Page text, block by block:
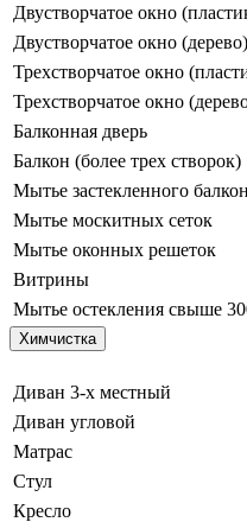
Двустворчатое окно
Двустворчатое окно (дерево)
Трехстворчатое окно
Трехстворчатое окно
Балконная дверь
Балкон (более трех створок)
Мытье застекленного
Мытье москитных сеток
Мытье оконных решеток
Витрины
Мытье остекления свыше
Химчистка
Диван 3-х местный
Диван угловой
Матрас
Стул
Кресло